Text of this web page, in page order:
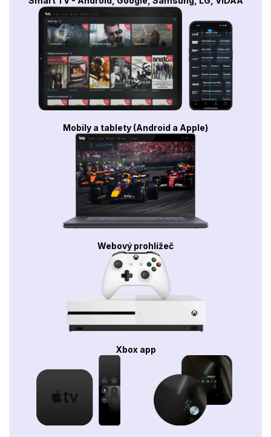
Mobily a tablety (Android a Apple)
Webový prohlížeč
Xbox app